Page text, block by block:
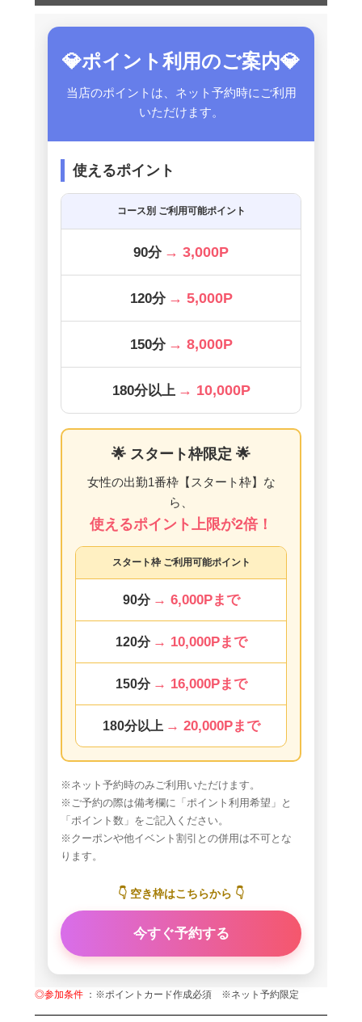
💎ポイント利用のご案内💎
当店のポイントは、ネット予約時にご利用
いただけます。
使えるポイント
コース別 ご利用可能ポイント
90分 → 3,000P
120分 → 5,000P
150分 → 8,000P
180分以上 → 10,000P
🌟 スタート枠限定 🌟
女性の出勤1番枠【スタート枠】な
ら、
使えるポイント上限が2倍！
スタート枠 ご利用可能ポイント
90分 → 6,000Pまで
120分 → 10,000Pまで
150分 → 16,000Pまで
180分以上 → 20,000Pまで
※ネット予約時のみご利用いただけます。
※ご予約の際は備考欄に「ポイント利用希望」と
「ポイント数」をご記入ください。
※クーポンや他イベント割引との併用は不可とな
ります。
👇 空き枠はこちらから 👇
今すぐ予約する
◎参加条件 ：※ポイントカード作成必須 ※ネット予約限定